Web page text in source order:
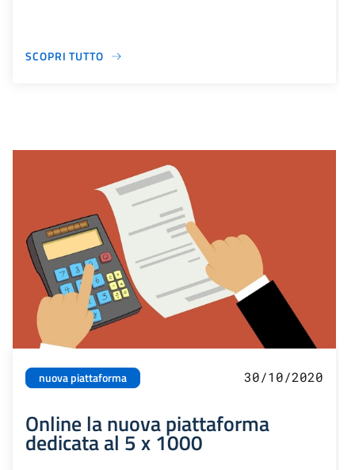
SCOPRI TUTTO
nuova piattaforma 30/10/2020
Online la nuova piattaforma
dedicata al 5 x 1000